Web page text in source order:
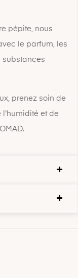
pépite, nous
le parfum, les
substances
prenez soin de
l'humidité et de